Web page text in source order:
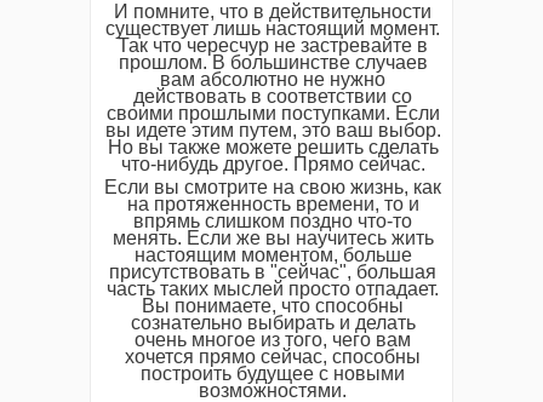
И помните, что в действительности
существует лишь настоящий момент.
Так что чересчур не застревайте в
прошлом. В большинстве случаев
вам абсолютно не нужно
действовать в соответствии со
своими прошлыми поступками. Если
вы идете этим путем, это ваш выбор.
Но вы также можете решить сделать
что-нибудь другое. Прямо сейчас.
Если вы смотрите на свою жизнь, как
на протяженность времени, то и
впрямь слишком поздно что-то
менять. Если же вы научитесь жить
настоящим моментом, больше
присутствовать в "сейчас", большая
часть таких мыслей просто отпадает.
Вы понимаете, что способны
сознательно выбирать и делать
очень многое из того, чего вам
хочется прямо сейчас, способны
построить будущее с новыми
возможностями.